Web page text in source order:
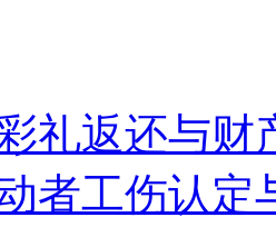
礼返还与财
者工伤认定